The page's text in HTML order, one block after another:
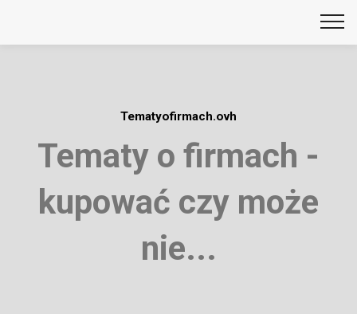
Tematyofirmach.ovh
Tematy o firmach -
kupować czy może
nie...